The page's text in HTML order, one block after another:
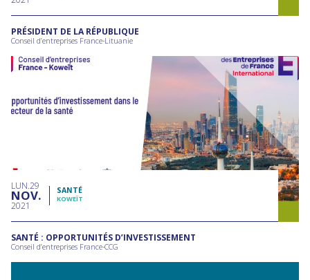
PRÉSIDENT DE LA RÉPUBLIQUE
Conseil d’entreprises France-Lituanie
LUN 29
NOV
2021
SANTÉ
KOWEÏT
SANTÉ : OPPORTUNITÉS D’INVESTISSEMENT
Conseil d’entreprises France-CCG